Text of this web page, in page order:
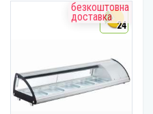
безкоштовна
доставка
24